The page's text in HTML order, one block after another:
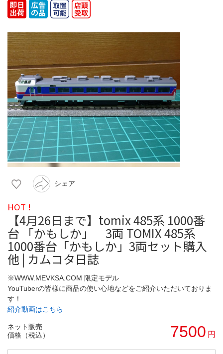
シェア
HOT !
【4月26日まで】tomix 485系 1000番
台 「かもしか」 3両 TOMIX 485系
1000番台「かもしか」3両セット購入
他 | カムコタ日誌
※WWW.MEVKSA.COM 限定モデル
YouTuberの皆様に商品の使い心地などをご紹介いただいておりま
す！
紹介動画はこちら
ネット販売
価格（税込）
7500 円